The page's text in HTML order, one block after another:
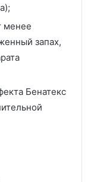
менее
запах,
Бенатекс